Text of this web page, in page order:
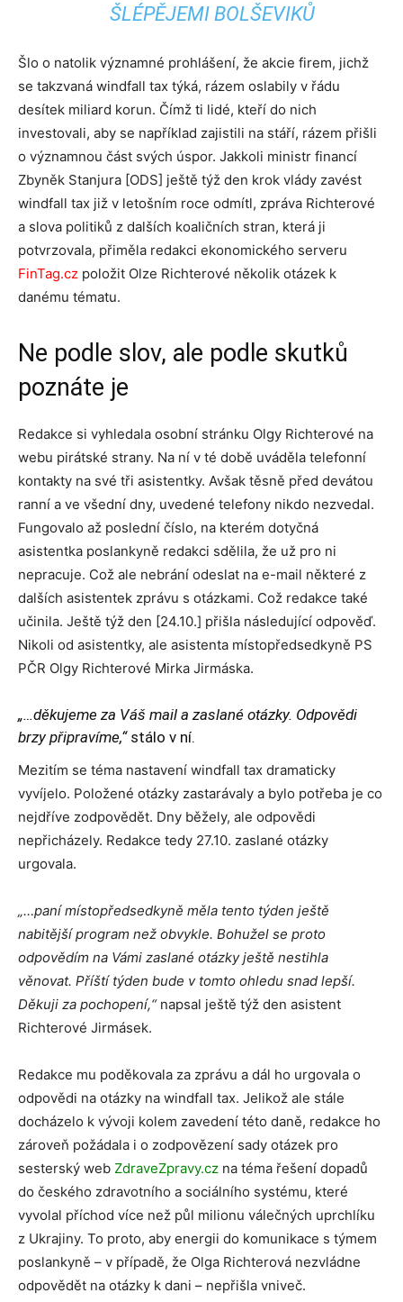
ŠLÉPĚJEMI BOLŠEVIKŮ
Šlo o natolik významné prohlášení, že akcie firem, jichž
se takzvaná windfall tax týká, rázem oslabily v řádu
desítek miliard korun. Čímž ti lidé, kteří do nich
investovali, aby se například zajistili na stáří, rázem přišli
o významnou část svých úspor. Jakkoli ministr financí
Zbyněk Stanjura [ODS] ještě týž den krok vlády zavést
windfall tax již v letošním roce odmítl, zpráva Richterové
a slova politiků z dalších koaličních stran, která ji
potvrzovala, přiměla redakci ekonomického serveru
FinTag.cz položit Olze Richterové několik otázek k
danému tématu.
Ne podle slov, ale podle skutků
poznáte je
Redakce si vyhledala osobní stránku Olgy Richterové na
webu pirátské strany. Na ní v té době uváděla telefonní
kontakty na své tři asistentky. Avšak těsně před devátou
ranní a ve všední dny, uvedené telefony nikdo nezvedal.
Fungovalo až poslední číslo, na kterém dotyčná
asistentka poslankyně redakci sdělila, že už pro ni
nepracuje. Což ale nebrání odeslat na e-mail některé z
dalších asistentek zprávu s otázkami. Což redakce také
učinila. Ještě týž den [24.10.] přišla následující odpověď.
Nikoli od asistentky, ale asistenta místopředsedkyně PS
PČR Olgy Richterové Mirka Jirmáska.
„…děkujeme za Váš mail a zaslané otázky. Odpovědi
brzy připravíme,“stálo v ní.
Mezitím se téma nastavení windfall tax dramaticky
vyvíjelo. Položené otázky zastarávaly a bylo potřeba je co
nejdříve zodpovědět. Dny běžely, ale odpovědi
nepřicházely. Redakce tedy 27.10. zaslané otázky
urgovala.
„…paní místopředsedkyně měla tento týden ještě
nabitější program než obvykle. Bohužel se proto
odpovědím na Vámi zaslané otázky ještě nestihla
věnovat. Příští týden bude v tomto ohledu snad lepší.
Děkuji za pochopení,“napsal ještě týž den asistent
Richterové Jirmásek.
Redakce mu poděkovala za zprávu a dál ho urgovala o
odpovědi na otázky na windfall tax. Jelikož ale stále
docházelo k vývoji kolem zavedení této daně, redakce ho
zároveň požádala i o zodpovězení sady otázek pro
sesterský web ZdraveZpravy.cz na téma řešení dopadů
do českého zdravotního a sociálního systému, které
vyvolal příchod více než půl milionu válečných uprchlíku
z Ukrajiny. To proto, aby energii do komunikace s týmem
poslankyně – v případě, že Olga Richterová nezvládne
odpovědět na otázky k dani – nepřišla vniveč.